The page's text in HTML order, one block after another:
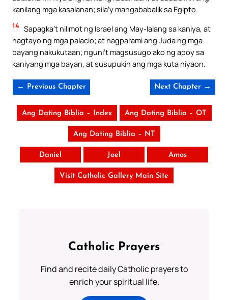
kanilang mga kasalanan; sila’y mangababalik sa Egipto.
14 Sapagka’t nilimot ng Israel ang May-lalang sa kaniya, at
nagtayo ng mga palacio; at nagparami ang Juda ng mga
bayang nakukutaan; nguni’t magsusugo ako ng apoy sa
kaniyang mga bayan, at susupukin ang mga kuta niyaon.
← Previous Chapter Next Chapter →
Ang Dating Biblia – Index Ang Dating Biblia – OT
Ang Dating Biblia – NT
Daniel Joel Amos
Visit Catholic Gallery Main Site
Catholic Prayers
Find and recite daily Catholic prayers to
enrich your spiritual life.